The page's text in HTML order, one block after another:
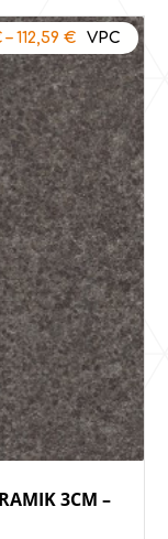
3CM –
– 112,59 €